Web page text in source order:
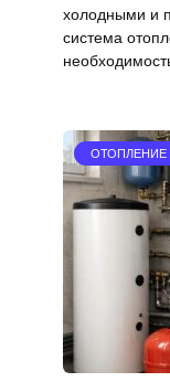
холодными и
система
ОТОПЛЕНИЕ